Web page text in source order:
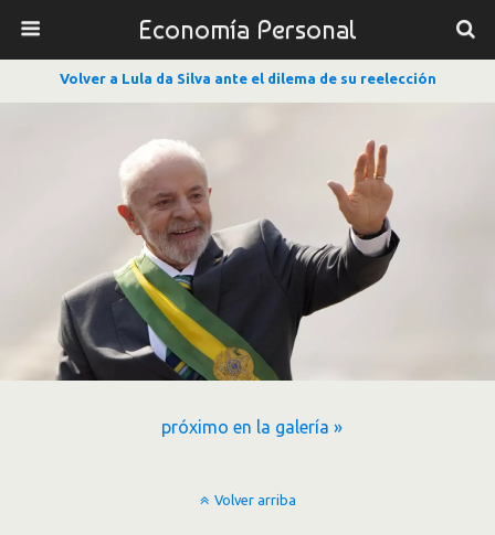
Economía Personal
Volver a Lula da Silva ante el dilema de su reelección
próximo en la galería »
Volver arriba